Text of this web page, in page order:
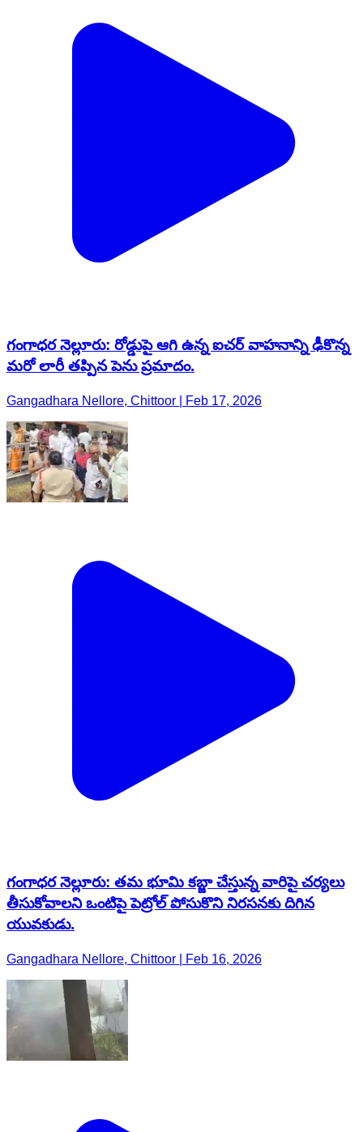
గంగాధర నెల్లూరు: రోడ్డుపై ఆగి ఉన్న ఐచర్ వాహనాన్ని ఢీకొన్న
మరో లారీ తప్పిన పెను ప్రమాదం.
Gangadhara Nellore, Chittoor | Feb 17, 2026
గంగాధర నెల్లూరు: తమ భూమి కబ్జా చేస్తున్న వారిపై చర్యలు
తీసుకోవాలని ఒంటిపై పెట్రోల్ పోసుకొని నిరసనకు దిగిన
యువకుడు.
Gangadhara Nellore, Chittoor | Feb 16, 2026